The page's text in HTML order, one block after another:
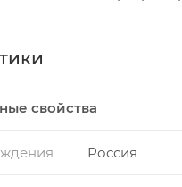
свойства
Россия